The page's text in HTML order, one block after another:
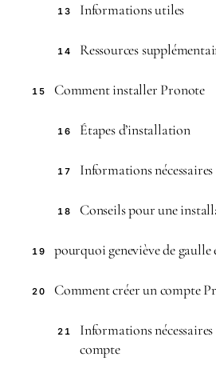
13 Informations utiles
14 Ressources
15 Comment installer Pronote
16 Étapes d’installation
17 Informations
18 Conseils pour une
19 pourquoi geneviève de gaulle
20 Comment créer un compte
21
Informations
compte